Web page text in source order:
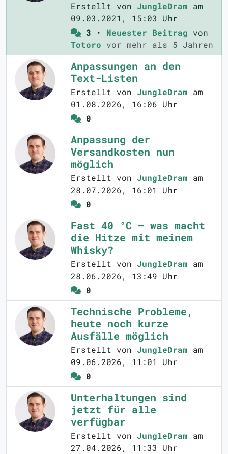
Erstellt von JungleDram am
09.03.2021, 15:03 Uhr
3 • Neuester Beitrag von
Totoro vor mehr als 5 Jahren
Anpassungen an den
Text-Listen
Erstellt von JungleDram am
01.08.2026, 16:06 Uhr
0
Anpassung der
Versandkosten nun
möglich
Erstellt von JungleDram am
28.07.2026, 16:01 Uhr
0
Fast 40 °C – was macht
die Hitze mit meinem
Whisky?
Erstellt von JungleDram am
28.06.2026, 13:49 Uhr
0
Technische Probleme,
heute noch kurze
Ausfälle möglich
Erstellt von JungleDram am
09.06.2026, 11:01 Uhr
0
Unterhaltungen sind
jetzt für alle
verfügbar
Erstellt von JungleDram am
27.04.2026, 11:33 Uhr